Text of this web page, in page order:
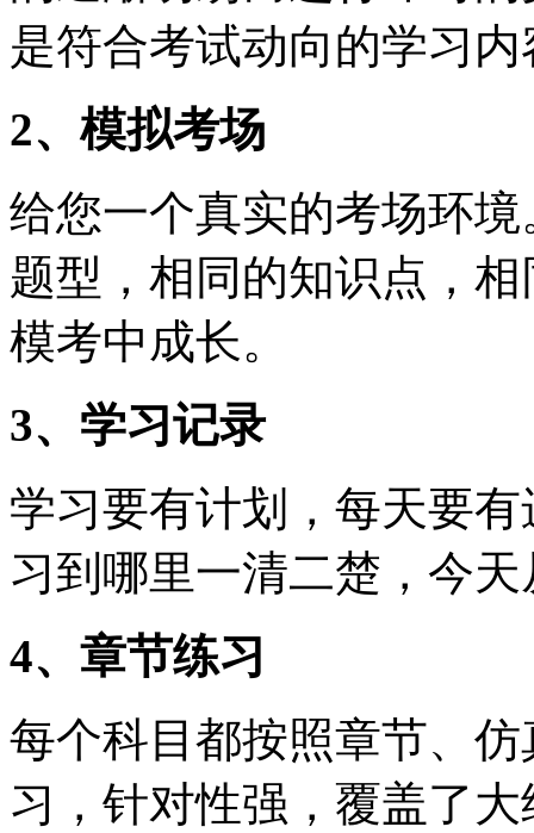
是符合考试动向的学习内
2、模拟考场
给您一个真实的考场环
题型，相同的知识点，
模考中成长。
3、学习记录
学习要有计划，每天要
习到哪里一清二楚，今
4、章节练习
每个科目都按照章节、
习，针对性强，覆盖了